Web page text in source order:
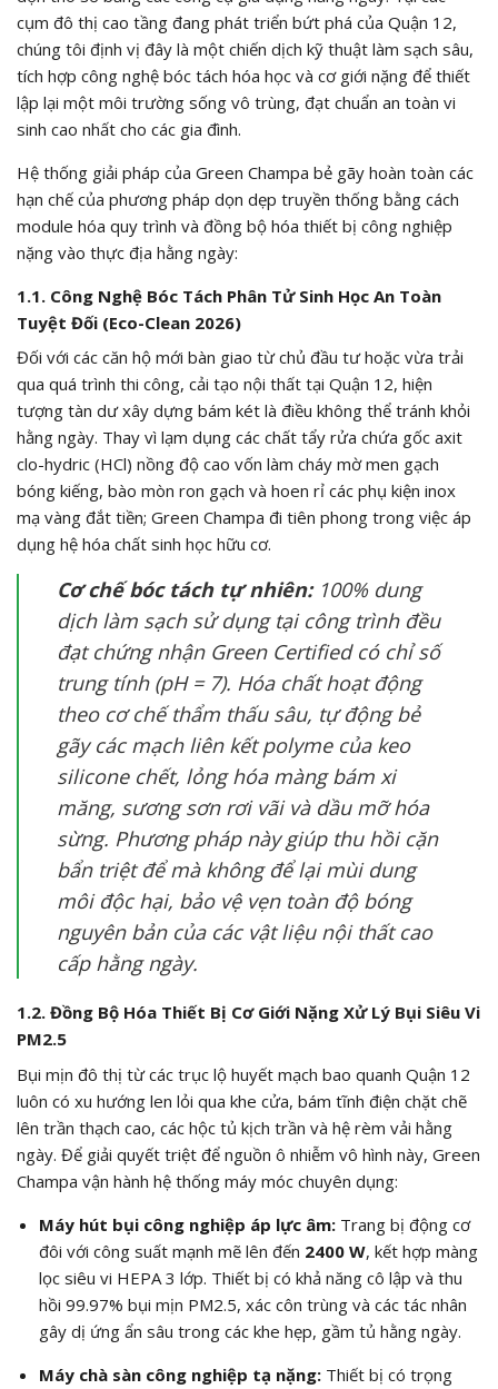
cụm đô thị cao tầng đang phát triển bứt phá của Quận 12,
chúng tôi định vị đây là một chiến dịch kỹ thuật làm sạch sâu,
tích hợp công nghệ bóc tách hóa học và cơ giới nặng để thiết
lập lại một môi trường sống vô trùng, đạt chuẩn an toàn vi
sinh cao nhất cho các gia đình.
Hệ thống giải pháp của Green Champa bẻ gãy hoàn toàn các
hạn chế của phương pháp dọn dẹp truyền thống bằng cách
module hóa quy trình và đồng bộ hóa thiết bị công nghiệp
nặng vào thực địa hằng ngày:
1.1. Công Nghệ Bóc Tách Phân Tử Sinh Học An Toàn
Tuyệt Đối (Eco-Clean 2026)
Đối với các căn hộ mới bàn giao từ chủ đầu tư hoặc vừa trải
qua quá trình thi công, cải tạo nội thất tại Quận 12, hiện
tượng tàn dư xây dựng bám két là điều không thể tránh khỏi
hằng ngày. Thay vì lạm dụng các chất tẩy rửa chứa gốc axit
clo-hydric (HCl) nồng độ cao vốn làm cháy mờ men gạch
bóng kiếng, bào mòn ron gạch và hoen rỉ các phụ kiện inox
mạ vàng đắt tiền; Green Champa đi tiên phong trong việc áp
dụng hệ hóa chất sinh học hữu cơ.
Cơ chế bóc tách tự nhiên:100% dung
dịch làm sạch sử dụng tại công trình đều
đạt chứng nhận Green Certifiedcó chỉ số
trung tính (pH = 7). Hóa chất hoạt động
theo cơ chế thẩm thấu sâu, tự động bẻ
gãy các mạch liên kết polyme của keo
silicone chết, lỏng hóa màng bám xi
măng, sương sơn rơi vãi và dầu mỡ hóa
sừng. Phương pháp này giúp thu hồi cặn
bẩn triệt để mà không để lại mùi dung
môi độc hại, bảo vệ vẹn toàn độ bóng
nguyên bản của các vật liệu nội thất cao
cấp hằng ngày.
1.2. Đồng Bộ Hóa Thiết Bị Cơ Giới Nặng Xử Lý Bụi Siêu Vi
PM2.5
Bụi mịn đô thị từ các trục lộ huyết mạch bao quanh Quận 12
luôn có xu hướng len lỏi qua khe cửa, bám tĩnh điện chặt chẽ
lên trần thạch cao, các hộc tủ kịch trần và hệ rèm vải hằng
ngày. Để giải quyết triệt để nguồn ô nhiễm vô hình này, Green
Champa vận hành hệ thống máy móc chuyên dụng:
Máy hút bụi công nghiệp áp lực âm:Trang bị động cơ
đôi với công suất mạnh mẽ lên đến 2400 W, kết hợp màng
lọc siêu vi HEPA 3 lớp. Thiết bị có khả năng cô lập và thu
hồi 99.97% bụi mịn PM2.5, xác côn trùng và các tác nhân
gây dị ứng ẩn sâu trong các khe hẹp, gầm tủ hằng ngày.
Máy chà sàn công nghiệp tạ nặng:Thiết bị có trọng